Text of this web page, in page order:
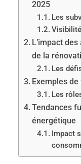
2025
Les
L’impact
de la
Les
Exemples
Les
Tendances
énergétique
Impact